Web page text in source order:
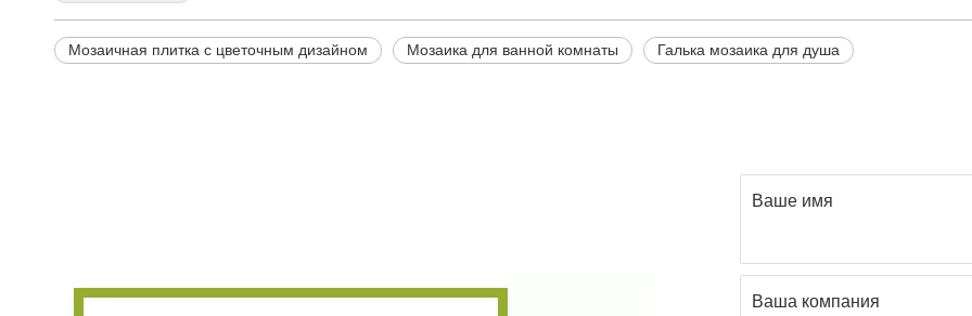
Мозаичная плитка с цветочным дизайном Мозаика для ванной комнаты Галька мозаика для душа
Ваше имя
Ваша компания